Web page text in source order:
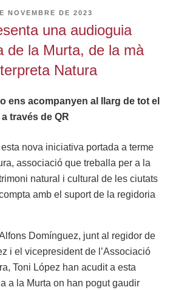
NOVEMBRE DE 2023
una audioguia
de la Murta, de la mà
Natura
ens acompanyen al llarg de tot el
través de QR
esta nova iniciativa portada a terme
associació que treballa per a la
natural i cultural de les ciutats
amb el suport de la regidoria
Alfons Domínguez, junt al regidor de
i el vicepresident de l’Associació
Toni López han acudit a esta
a la Murta on han pogut gaudir